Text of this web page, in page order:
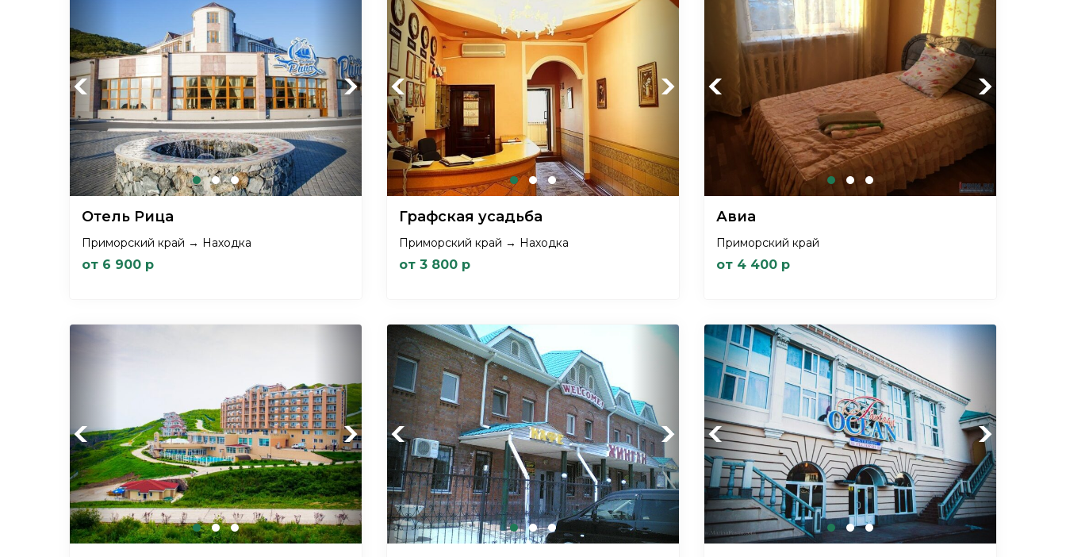
Previous Next
Отель Рица
Приморский край → Находка
от 6 900 р
Previous Next
Графская усадьба
Приморский край → Находка
от 3 800 р
Previous Next
Авиа
Приморский край
от 4 400 р
Previous Next Previous Next Previous Next